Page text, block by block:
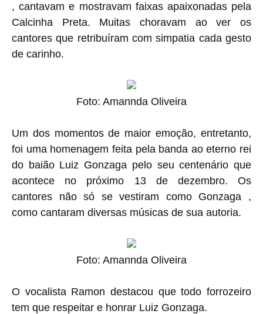
, cantavam e mostravam faixas apaixonadas pela
Calcinha Preta. Muitas choravam ao ver os
cantores que retribuíram com simpatia cada gesto
de carinho.
Foto: Amannda Oliveira
Um dos momentos de maior emoção, entretanto,
foi uma homenagem feita pela banda ao eterno rei
do baião Luiz Gonzaga pelo seu centenário que
acontece no próximo 13 de dezembro. Os
cantores não só se vestiram como Gonzaga ,
como cantaram diversas músicas de sua autoria.
Foto: Amannda Oliveira
O vocalista Ramon destacou que todo forrozeiro
tem que respeitar e honrar Luiz Gonzaga.